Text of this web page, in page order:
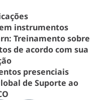
instrumentos
Treinamento sobre
de acordo com sua
presenciais
de Suporte ao